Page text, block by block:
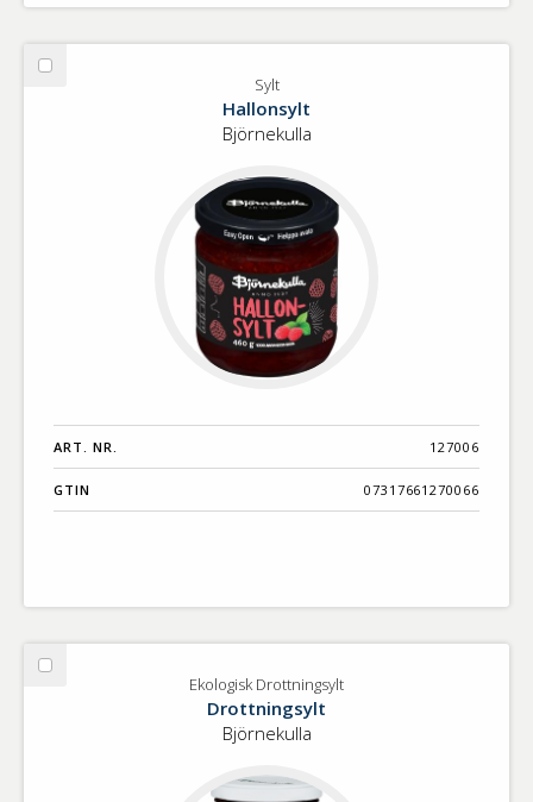
Välj
Sylt
Hallonsylt
Björnekulla
ART. NR. 127006
GTIN 07317661270066
Välj
Ekologisk Drottningsylt
Drottningsylt
Björnekulla